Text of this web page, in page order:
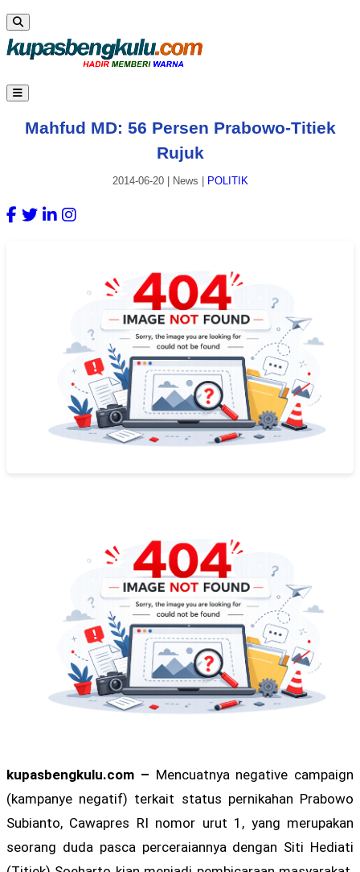
Mahfud MD: 56 Persen Prabowo-Titiek
Rujuk
2014-06-20| News POLITIK
kupasbengkulu.com – Mencuatnya negative campaign
(kampanye negatif) terkait status pernikahan Prabowo
Subianto, Cawapres RI nomor urut 1, yang merupakan
seorang duda pasca perceraiannya dengan Siti Hediati